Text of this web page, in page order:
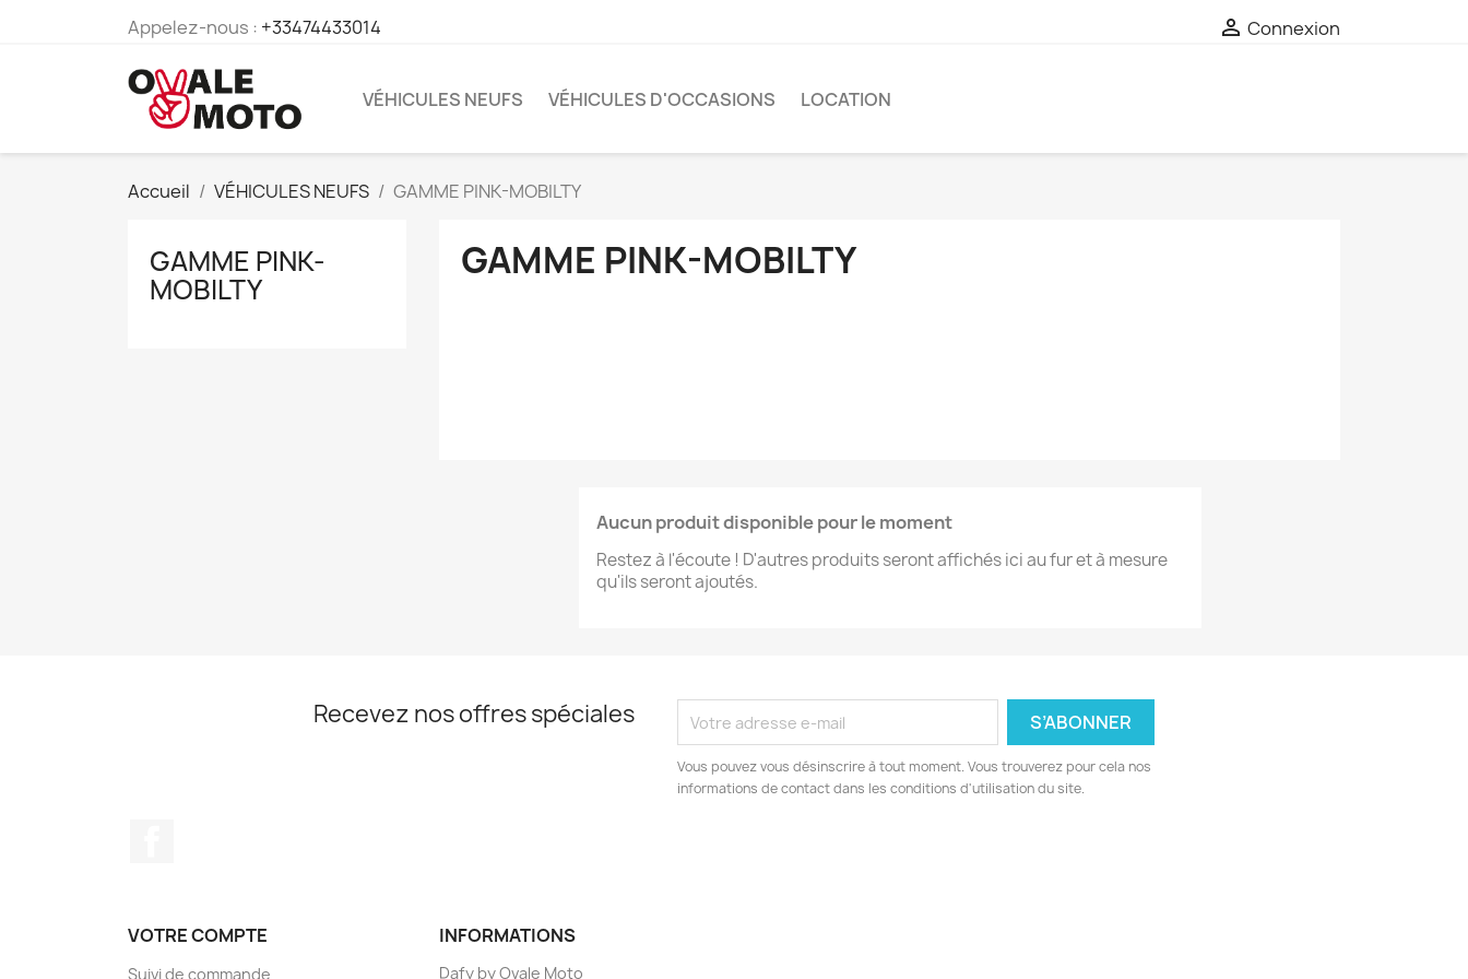
Appelez-nous : +33474433014  Connexion
VÉHICULES NEUFS VÉHICULES D'OCCASIONS LOCATION
Accueil VÉHICULES NEUFS GAMME PINK-MOBILTY
GAMME PINK-
MOBILTY
GAMME PINK-MOBILTY
Aucun produit disponible pour le moment
Restez à l'écoute ! D'autres produits seront affichés ici au fur et à mesure
qu'ils seront ajoutés.
Recevez nos offres spéciales
Vous pouvez vous désinscrire à tout moment. Vous trouverez pour cela nos
informations de contact dans les conditions d'utilisation du site.
VOTRE COMPTE
Suivi de commande
INFORMATIONS
Dafy by Ovale Moto